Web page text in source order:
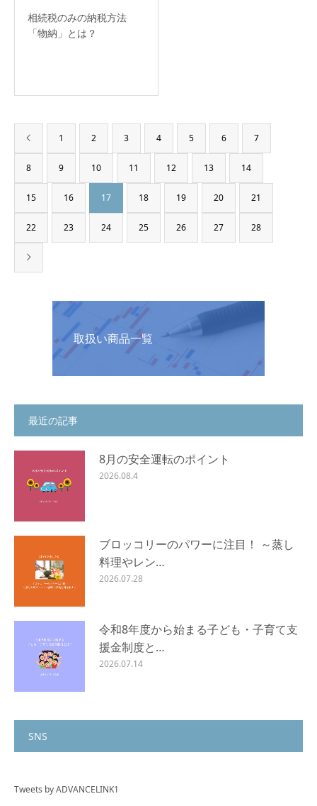
相続税のみの納税方法
「物納」とは？
1 2 3 4 5 6 7
8 9 10 11 12 13 14
15 16 17 18 19 20 21
22 23 24 25 26 27 28
取扱い商品一覧
最近の記事
8月の安全運転のポイント
2026.08.4
ブロッコリーのパワーに注目！ ～蒸し
料理やレン…
2026.07.28
令和8年度から始まる子ども・子育て支
援金制度と…
2026.07.14
SNS
Tweets by ADVANCELINK1